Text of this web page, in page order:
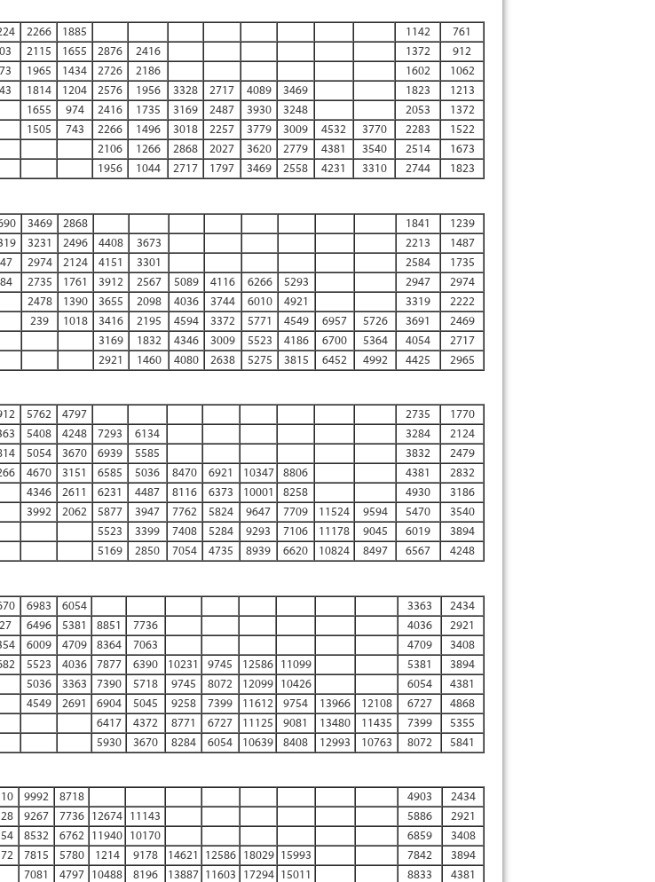
2266 1885 1142
761
2115 1655 2876 2416 1372
912
1965 1434 2726 2186 1602
1062
1814 1204 2576 1956 3328 2717 4089 3469 1823
1213
1655
974 2416 1735 3169 2487 3930 3248 2053
1372
1505
743 2266 1496 3018 2257 3779 3009 4532 3770 2283
1522
2106
1266 2868 2027 3620 2779 4381 3540 2514
1673
1956
1044 2717 1797 3469 2558 4231 3310 2744 1823
3469 2868 1841
1239
3231 2496 4408 3673 2213
1487
2974 2124 4151 3301 2584
1735
2735 1761 3912 2567 5089 4116 6266 5293 2947
2974
2478
1390 3655 2098 4036 3744 6010 4921 3319
2222
239
1018 3416 2195 4594 3372 5771 4549 6957 5726 3691
2469
3169
1832 4346 3009 5523 4186 6700 5364 4054
2717
2921
1460 4080 2638 5275 3815 6452 4992 4425 2965
5762 4797 2735
1770
5408 4248 7293 6134 3284
2124
5054 3670 6939 5585 3832
2479
4670 3151 6585 5036 8470 6921 10347 8806 4381
2832
4346
2611 6231 4487 8116 6373 10001 8258 4930
3186
3992
2062 5877 3947 7762 5824 9647 7709 11524 9594 5470
3540
5523
3399 7408 5284 9293 7106 11178 9045 6019
3894
5169
2850 7054 4735 8939 6620 10824 8497 6567 4248
6983 6054 3363
2434
6496 5381 8851 7736 4036
2921
6009 4709 8364 7063 4709
3408
5523 4036 7877 6390 10231 9745 12586 11099 5381
3894
5036
3363 7390 5718 9745 8072 12099 10426 6054
4381
4549
2691 6904 5045 9258 7399 11612 9754 13966 12108 6727
4868
6417
4372 8771 6727 11125 9081 13480 11435 7399
5355
5930
3670 8284 6054 10639 8408 12993 10763 8072 5841
9992 8718 4903
2434
9267 7736 12674 11143 5886
2921
8532 6762 11940 10170 6859
3408
7815 5780 1214 9178 14621 12586 18029 15993 7842
3894
7081
4797 10488 8196 13887 11603 17294 15011 8833
4381